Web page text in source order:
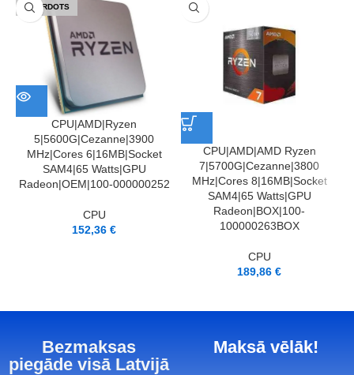
IZPĀRDOTS
CPU|AMD|Ryzen
5|5600G|Cezanne|3900
MHz|Cores 6|16MB|Socket
SAM4|65 Watts|GPU
Radeon|OEM|100-000000252
CPU
152,36€
CPU|AMD|AMD Ryzen
7|5700G|Cezanne|3800
MHz|Cores 8|16MB|Socket
SAM4|65 Watts|GPU
Radeon|BOX|100-
100000263BOX
CPU
189,86€
Bezmaksas
piegāde visā Latvijā
Maksā vēlāk!